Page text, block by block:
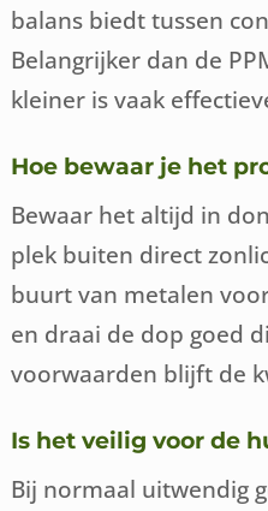
balans biedt tussen
Belangrijker dan de
kleiner is vaak
Hoe bewaar je het
Bewaar het altijd in
plek buiten direct
buurt van metalen
en draai de dop goed
voorwaarden blijft de
Is het veilig voor de
Bij normaal uitwendig